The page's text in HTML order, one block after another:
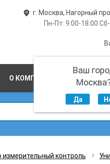
г. Москва, Нагорный
Пн-Пт: 9:00-18:00
Ваш
Да
О КОМПАНИИ
измерительный контроль